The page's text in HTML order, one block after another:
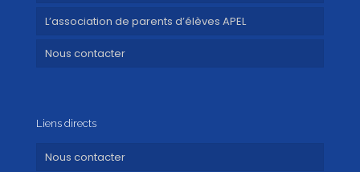
L’association de parents d’élèves APEL
Nous contacter
Liens directs
Nous contacter